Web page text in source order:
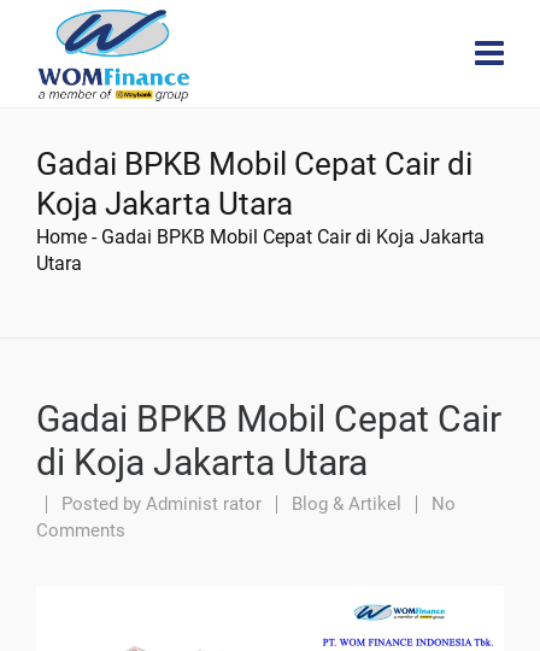
Gadai BPKB Mobil Cepat Cair di
Koja Jakarta Utara
Home - Gadai BPKB Mobil Cepat Cair di Koja Jakarta
Utara
Gadai BPKB Mobil Cepat Cair
di Koja Jakarta Utara
Posted by Administ rator Blog & Artikel
No
Comments